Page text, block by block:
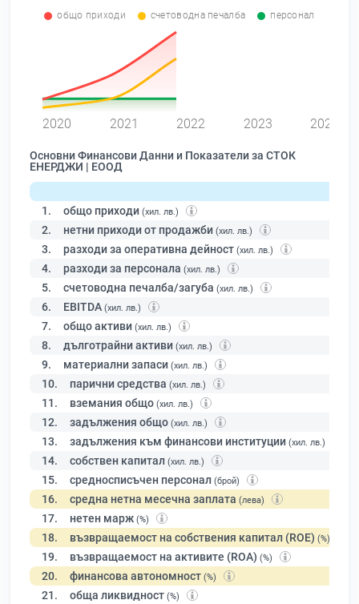
общо приходи счетоводна печалба персонал
2020 2021 2022 2023 2024
Основни Финансови Данни и Показатели за СТОК
ЕНЕРДЖИ | ЕООД
1. общо приходи (хил. лв.)
2. нетни приходи от продажби (хил. лв.)
3. разходи за оперативна дейност (хил. лв.)
4. разходи за персонала (хил. лв.)
5. счетоводна печалба/загуба (хил. лв.)
6. EBITDA (хил. лв.)
7. общо активи (хил. лв.)
8. дълготрайни активи (хил. лв.)
9. материални запаси (хил. лв.)
10. парични средства (хил. лв.)
11. вземания общо (хил. лв.)
12. задължения общо (хил. лв.)
13. задължения към финансови институции (хил. лв.)
14. собствен капитал (хил. лв.)
15. средносписъчен персонал (брой)
16. средна нетна месечна заплата (лева)
17. нетен марж (%)
18. възвращаемост на собствения капитал (ROE) (%)
19. възвращаемост на активите (ROA) (%)
20. финансова автономност (%)
21. обща ликвидност (%)